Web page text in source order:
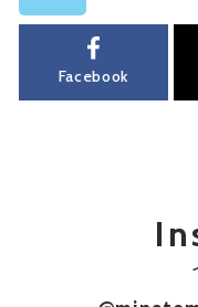
Facebook